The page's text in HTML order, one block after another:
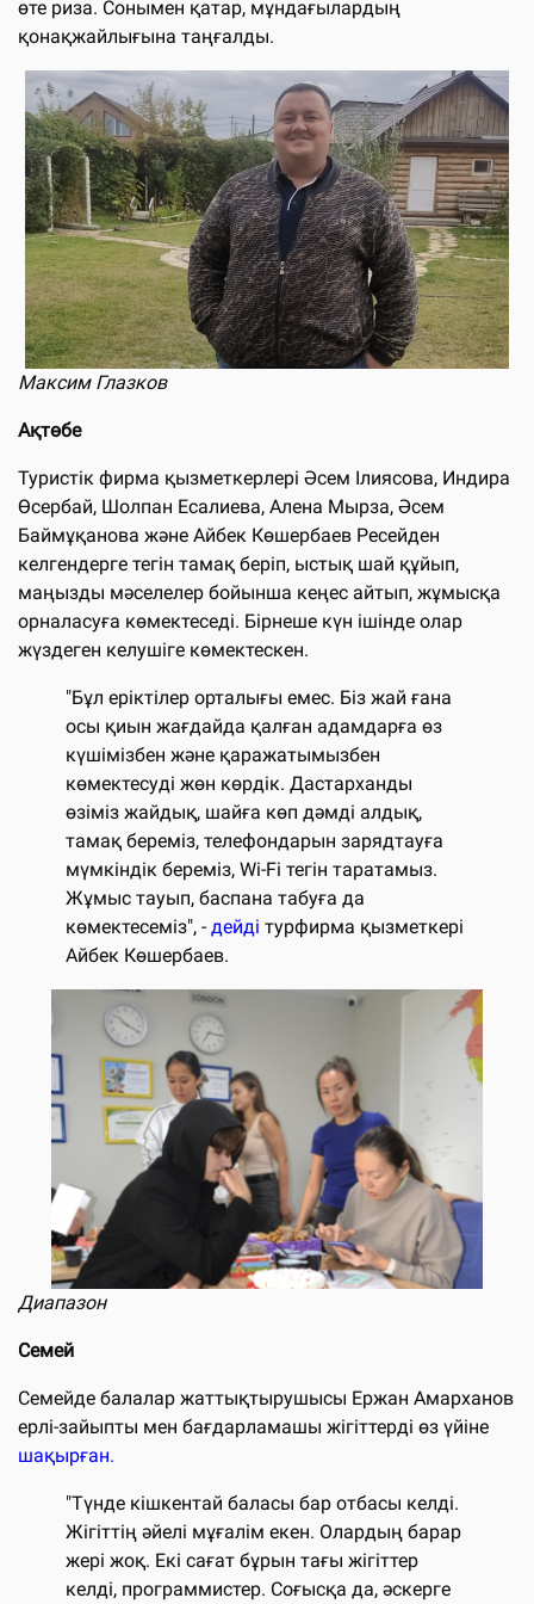
өте риза. Сонымен қатар, мұндағылардың
қонақжайлығына таңғалды.
Максим Глазков
Ақтөбе
Туристік фирма қызметкерлері Әсем Ілиясова, Индира
Өсербай, Шолпан Есалиева, Алена Мырза, Әсем
Баймұқанова және Айбек Көшербаев Ресейден
келгендерге тегін тамақ беріп, ыстық шай құйып,
маңызды мәселелер бойынша кеңес айтып, жұмысқа
орналасуға көмектеседі. Бірнеше күн ішінде олар
жүздеген келушіге көмектескен.
"Бұл еріктілер орталығы емес. Біз жай ғана
осы қиын жағдайда қалған адамдарға өз
күшімізбен және қаражатымызбен
көмектесуді жөн көрдік. Дастарханды
өзіміз жайдық, шайға көп дәмді алдық,
тамақ береміз, телефондарын зарядтауға
мүмкіндік береміз, Wi-Fi тегін таратамыз.
Жұмыс тауып, баспана табуға да
көмектесеміз", - дейді турфирма қызметкері
Айбек Көшербаев.
Диапазон
Семей
Семейде балалар жаттықтырушысы Ержан Амарханов
ерлі-зайыпты мен бағдарламашы жігіттерді өз үйіне
шақырған.
"Түнде кішкентай баласы бар отбасы келді.
Жігіттің әйелі мұғалім екен. Олардың барар
жері жоқ. Екі сағат бұрын тағы жігіттер
келді, программистер. Соғысқа да, әскерге